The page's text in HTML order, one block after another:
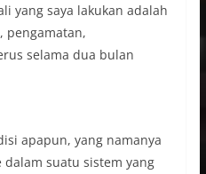
yang saya lakukan adalah
pengamatan,
selama dua bulan
apapun, yang namanya
dalam suatu sistem yang